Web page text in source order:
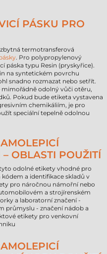
PÁSKU PRO
termotransferová
. Pro polypropylenový
páska typu Resin (pryskyřice).
na syntetickém povrchu
snadno rozmazat nebo setřít.
mimořádně odolný vůči otěru,
Pokud bude etiketa vystavena
chemikáliím, je pro
speciální tepelně odolnou
OBLASTI POUŽITÍ
odolné etikety vhodné pro
a identifikace skladů v
pro náročnou námořní nebo
a strojírenském
a laboratorní značení -
průmyslu - značení nádob a
etikety pro venkovní